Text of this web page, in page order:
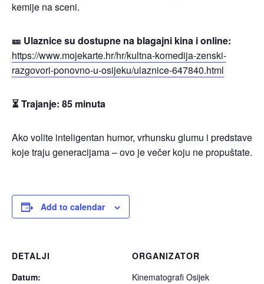
kemije na sceni.
🎫 Ulaznice su dostupne na blagajni kina i online:
https://www.mojekarte.hr/hr/kultna-komedija-zenski-
razgovori-ponovno-u-osijeku/ulaznice-647840.html
⏳Trajanje: 85 minuta
Ako volite inteligentan humor, vrhunsku glumu i predstave
koje traju generacijama – ovo je večer koju ne propuštate.
Add to calendar
DETALJI
Datum:
ORGANIZATOR
Kinematografi Osijek